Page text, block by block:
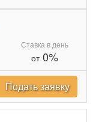
Ставка в день
от0%
Подать заявку